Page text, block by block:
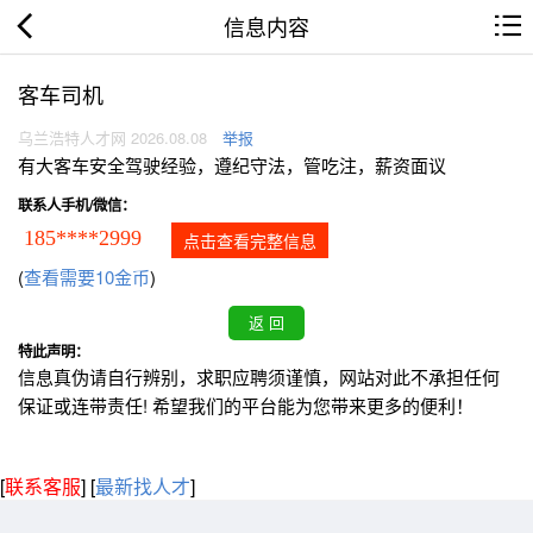
信息内容
客车司机
乌兰浩特人才网 2026.08.08 举报
有大客车安全驾驶经验，遵纪守法，管吃注，薪资面议
联系人手机/微信：
185****2999 点击查看完整信息
(查看需要10金币)
特此声明：
信息真伪请自行辨别，求职应聘须谨慎，网站对此不承担任何
保证或连带责任! 希望我们的平台能为您带来更多的便利！
[联系客服] [最新找人才]